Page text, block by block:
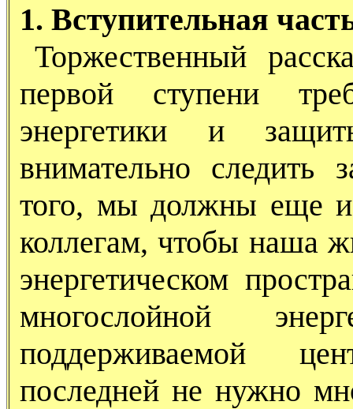
1. Вступительная
Торжественный
первой ступени
энергетики и
внимательно следить
того, мы должны еще
коллегам, чтобы наша
энергетическом
многослойной
поддерживаемой
последней не нужно